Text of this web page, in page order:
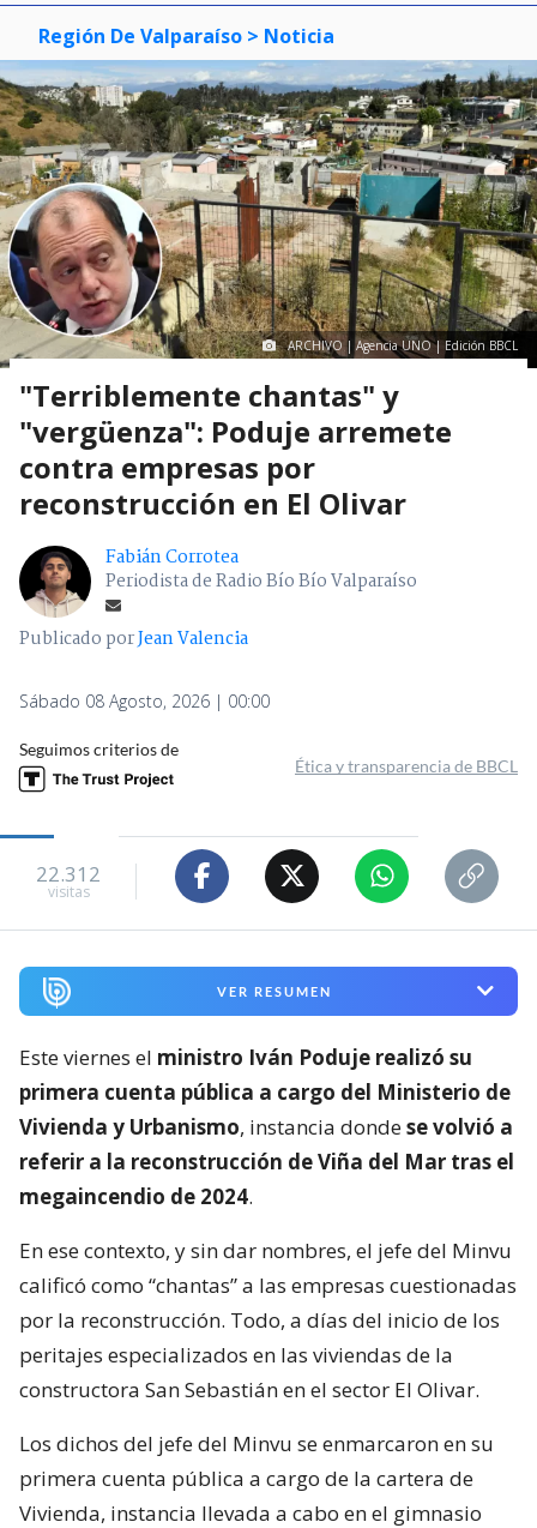
Región De Valparaíso > Noticia
ARCHIVO | Agencia UNO | Edición BBCL
"Terriblemente chantas" y
"vergüenza": Poduje arremete
contra empresas por
reconstrucción en El Olivar
Fabián Corrotea
Periodista de Radio Bío Bío Valparaíso
Publicado porJean Valencia
Sábado 08 Agosto, 2026 | 00:00
Seguimos criterios de
Ética y transparencia de BBCL
22.312
visitas
VER RESUMEN
Este viernes el ministro Iván Poduje realizó su
primera cuenta pública a cargo del Ministerio de
Vivienda y Urbanismo, instancia dondese volvió a
referir a la reconstrucción de Viña del Mar tras el
megaincendio de 2024.
En ese contexto, y sin dar nombres, el jefe del Minvu
calificó como “chantas” a las empresas cuestionadas
por la reconstrucción. Todo, a días del inicio de los
peritajes especializados en las viviendas de la
constructora San Sebastián en el sector El Olivar.
Los dichos del jefe del Minvu se enmarcaron en su
primera cuenta pública a cargo de la cartera de
Vivienda, instancia llevada a cabo en el gimnasio